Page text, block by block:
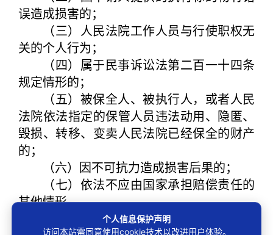
误造成损害的；
（三）人民法院工作人员与行使职权无
关的个人行为；
（四）属于民事诉讼法第二百一十四条
规定情形的；
（五）被保全人、被执行人，或者人民
法院依法指定的保管人员违法动用、隐匿、
毁损、转移、变卖人民法院已经保全的财产
的；
（六）因不可抗力造成损害后果的；
（七）依法不应由国家承担赔偿责任的
其他情形。
申请民事、行政诉讼中司法赔偿
个人信息保护声明
访问本站需同意使用cookie技术以改进用户体验。